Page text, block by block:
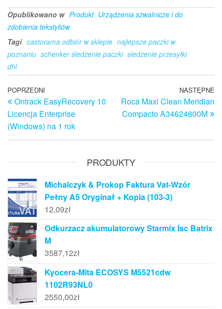
Opublikowano w Produkt Urządzenia szwalnicze i do
zdobienia tekstyliów
Tagi castorama odbiór w sklepie najlepsze paczki w
poznaniu schenker śledzenie paczki sledzenie przesyłki
dhl
Nawigacja
wpisu
Poprzedni
wpis
POPRZEDNI
Ontrack EasyRecovery 10
Licencja Enterprise
(Windows) na 1 rok
NASTĘPNE
Roca Maxi Clean Meridian
Compacto A34624800M
PRODUKTY
Michalczyk & Prokop Faktura Vat-Wzór
Pełny A5 Oryginał + Kopia (103-3)
12,09zł
Odkurzacz akumulatorowy Starmix Isc Batrix
M
3587,12zł
Kyocera-Mita ECOSYS M5521cdw
1102R93NL0
2550,00zł